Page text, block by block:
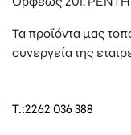
Τα προϊόντα μας
συνεργεία της
T.:2262 036 388